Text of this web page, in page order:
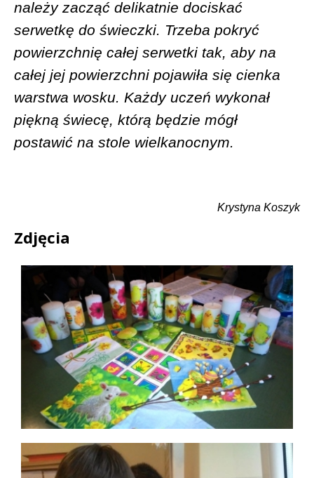
należy zacząć delikatnie dociskać
serwetkę do świeczki. Trzeba pokryć
powierzchnię całej serwetki tak, aby na
całej jej powierzchni pojawiła się cienka
warstwa wosku. Każdy uczeń wykonał
piękną świecę, którą będzie mógł
postawić na stole wielkanocnym.
Krystyna Koszyk
Zdjęcia